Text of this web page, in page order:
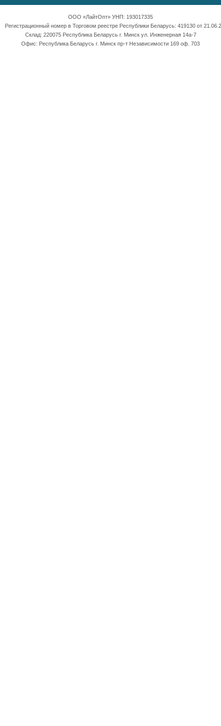
ООО «ЛайтОпт» УНП: 193017335
Регистрационный номер в Торговом реестре Республики Беларусь: 419130 от
Склад: 220075 Республика Беларусь г. Минск ул. Инженерная 14а-7
Офис: Республика Беларусь г. Минск пр-т Независимости 169 оф. 703